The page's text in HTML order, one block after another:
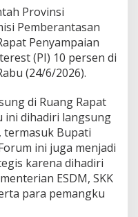
Blok
Provinsi
Pemberantasan
Penyampaian
(PI) 10 persen di
(24/6/2026).
di Ruang Rapat
ini dihadiri langsung
termasuk Bupati
ini juga menjadi
karena dihadiri
ESDM, SKK
para pemangku